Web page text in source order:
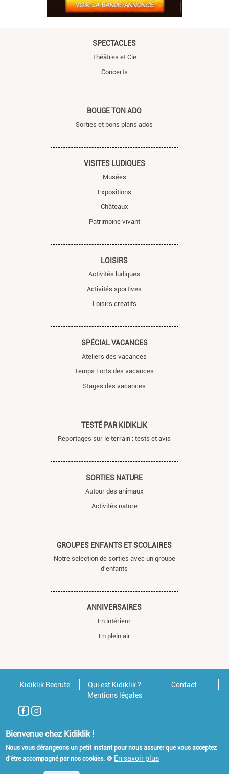
SPECTACLES
Théâtres et Cie
Concerts
BOUGE TON ADO
Sorties et bons plans ados
VISITES LUDIQUES
Musées
Expositions
Châteaux
Patrimoine vivant
LOISIRS
Activités ludiques
Activités sportives
Loisirs créatifs
SPÉCIAL VACANCES
Ateliers des vacances
Temps Forts des vacances
Stages des vacances
TESTÉ PAR KIDIKLIK
Reportages sur le terrain : tests et avis
SORTIES NATURE
Autour des animaux
Activités nature
GROUPES ENFANTS ET SCOLAIRES
Notre sélection de sorties avec un groupe
d'enfants
ANNIVERSAIRES
En intérieur
En plein air
Kidiklik Recrute Qui est Kidiklik ?
Contact
Mentions légales
Bienvenue chez Kidiklik !
Nous vous dérangeons un petit instant pour nous assurer que vous acceptez
d'être accompagné par nos cookies. 🍪 En savoir plus